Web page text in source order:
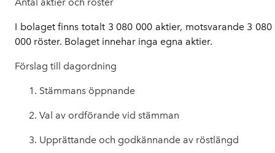
I bolaget finns totalt 3 080 000 aktier, motsvarande 3 080
000 röster. Bolaget innehar inga egna aktier.
Förslag till dagordning
Stämmans öppnande
Val av ordförande vid stämman
Upprättande och godkännande av röstlängd